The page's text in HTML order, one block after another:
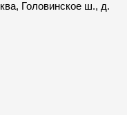
Головинское ш., д.